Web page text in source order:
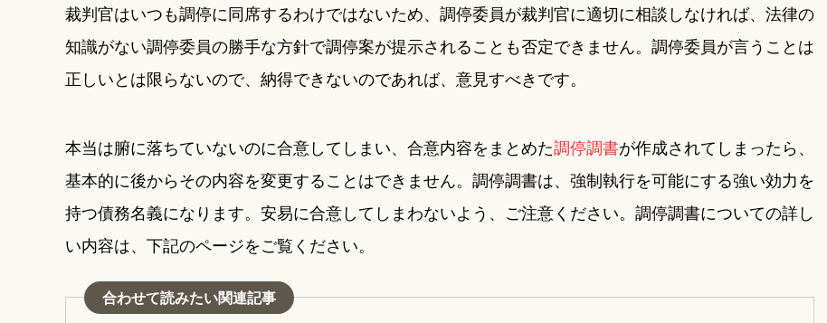
裁判官はいつも調停に同席するわけではないため、調停委員が裁判官に適切に相談しなければ、法律の
知識がない調停委員の勝手な方針で調停案が提示されることも否定できません。調停委員が言うことは
正しいとは限らないので、納得できないのであれば、意見すべきです。
本当は腑に落ちていないのに合意してしまい、合意内容をまとめた調停調書が作成されてしまったら、
基本的に後からその内容を変更することはできません。調停調書は、強制執行を可能にする強い効力を
持つ債務名義になります。安易に合意してしまわないよう、ご注意ください。調停調書についての詳し
い内容は、下記のページをご覧ください。
合わせて読みたい関連記事